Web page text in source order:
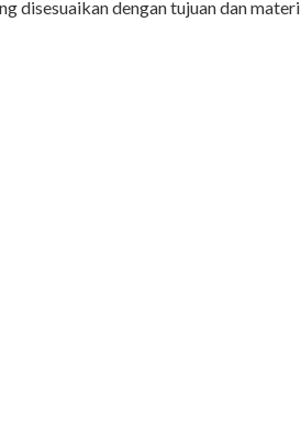
disesuaikan dengan tujuan dan materi